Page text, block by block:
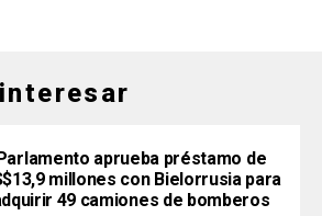
Parlamento aprueba préstamo de
millones con Bielorrusia para
49 camiones de bomberos